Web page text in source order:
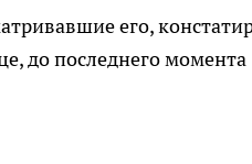
его,
до последнего